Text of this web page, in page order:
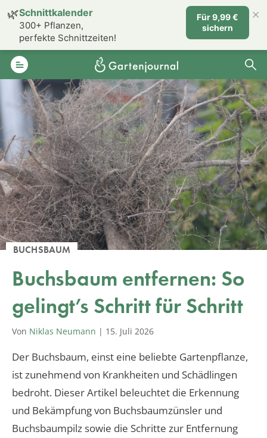
BUCHSBAUM
Buchsbaum entfernen: So
gelingt’s Schritt für Schritt
Von Niklas Neumann | 15. Juli 2026
Der Buchsbaum, einst eine beliebte Gartenpflanze,
ist zunehmend von Krankheiten und Schädlingen
bedroht. Dieser Artikel beleuchtet die Erkennung
und Bekämpfung von Buchsbaumzünsler und
Buchsbaumpilz sowie die Schritte zur Entfernung
🌿Schnittkalender
300+ Pflanzen,
perfekte Schnittzeiten!
Für 9,99 €
sichern
×